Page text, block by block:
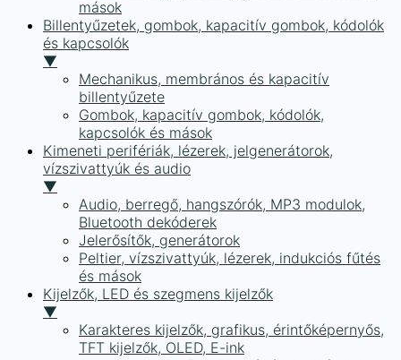
mások
Billentyűzetek, gombok, kapacitív gombok, kódolók
és kapcsolók
▼
Mechanikus, membrános és kapacitív
billentyűzete
Gombok, kapacitív gombok, kódolók,
kapcsolók és mások
Kimeneti perifériák, lézerek, jelgenerátorok,
vízszivattyúk és audio
▼
Audio, berregő, hangszórók, MP3 modulok,
Bluetooth dekóderek
Jelerősítők, generátorok
Peltier, vízszivattyúk, lézerek, indukciós fűtés
és mások
Kijelzők, LED és szegmens kijelzők
▼
Karakteres kijelzők, grafikus, érintőképernyős,
TFT kijelzők, OLED, E-ink